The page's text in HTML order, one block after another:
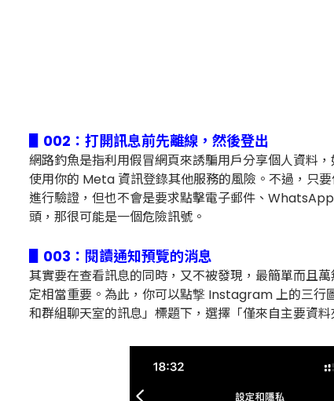
▋002：打開訊息前先離線，然後登出
網路釣魚是指利用假冒網頁來誘騙用戶分享個人資料
使用你的 Meta 資訊登錄其他服務的風險。不過，只
進行驗證，但也不會是要求點擊電子郵件、
頭，那很可能是一個危險訊號。
▋003：閱讀通知預覽的消息
其實要在查看訊息的同時，又不被發現，最簡單而且
定相當重要。為此，你可以點撃 Instagram 上的三行
和群組聊天室的訊息」標題下，選擇「僅來自主要資